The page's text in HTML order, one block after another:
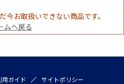
今お取扱いできない商品です。
ムへ戻る
用ガイド
サイトポリシー